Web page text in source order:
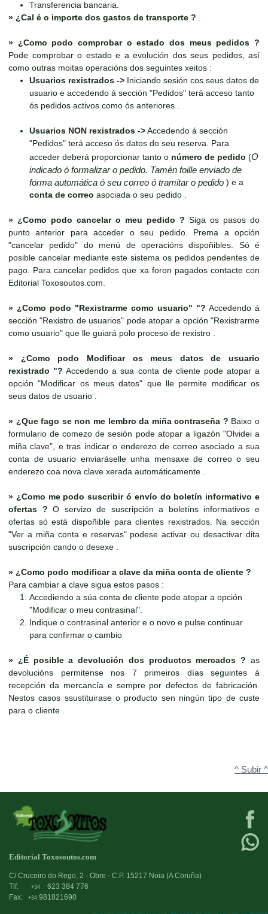
Transferencia bancaria.
» ¿Cal é o importe dos gastos de transporte ? .
» ¿Como podo comprobar o estado dos meus pedidos ?
Pode comprobar o estado e a evolución dos seus pedidos, así
como outras moitas operacións dos seguintes xeitos :
Usuarios rexistrados -> Iniciando sesión cos seus datos de
usuario e accedendo á sección "Pedidos" terá acceso tanto
ós pedidos activos como ós anteriores .
Usuarios NON rexistrados ->Accedendo á sección
"Pedidos" terá acceso ós datos do seu reserva. Para
acceder deberá proporcionar tanto o número de pedido (O
indicado ó formalizar o pedido. Tamén foille enviado de
forma automática ó seu correo ó tramitar o pedido ) e a
conta de correo asociada o seu pedido .
» ¿Como podo cancelar o meu pedido ? Siga os pasos do
punto anterior para acceder o seu pedido. Prema a opción
"cancelar pedido" do menú de operacións dispoñibles. Só é
posible cancelar mediante este sistema os pedidos pendentes de
pago. Para cancelar pedidos que xa foron pagados contacte con
Editorial Toxosoutos.com.
» ¿Como podo "Rexistrarme como usuario" "? Accedendo á
sección "Rexistro de usuarios" pode atopar a opción "Rexistrarme
como usuario" que lle guiará polo proceso de rexistro .
» ¿Como podo Modificar os meus datos de usuario
rexistrado "? Accedendo a sua conta de cliente pode atopar a
opción "Modificar os meus datos" que lle permite modificar os
seus datos de usuario .
» ¿Que fago se non me lembro da miña contraseña ? Baixo o
formulario de comezo de sesión pode atopar a ligazón "Olvidei a
miña clave", e tras indicar o enderezo de correo asociado a sua
conta de usuario enviaráselle unha mensaxe de correo o seu
enderezo coa nova clave xerada automáticamente .
» ¿Como me podo suscribir ó envío do boletín informativo e
ofertas ? O servizo de suscripción a boletíns informativos e
ofertas só está dispoñible para clientes rexistrados. Na sección
"Ver a miña conta e reservas" podese activar ou desactivar dita
suscripción cando o desexe .
» ¿Como podo modificar a clave da miña conta de cliente ?
Para cambiar a clave sigua estos pasos :
Accediendo a súa conta de cliente pode atopar a opción
"Modificar o meu contrasinal".
Indique o contrasinal anterior e o novo e pulse continuar
para confirmar o cambio
» ¿É posible a devolución dos productos mercados ? as
devolucións permitense nos 7 primeiros días seguintes á
recepción da mercancía e sempre por defectos de fabricación.
Nestos casos ssustituirase o producto sen ningún tipo de custe
para o cliente .
^ Subir ^
Editorial Toxosoutos.com
C/ Cruceiro do Rego, 2 - Obre - C.P. 15217 Noia (A Coruña)
Tlf:
+34
623 384 776
Fax:
+34 981821690